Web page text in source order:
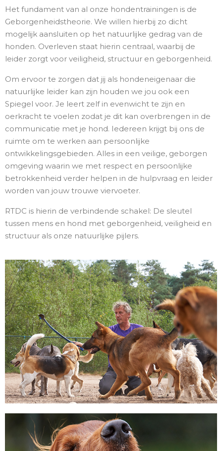
Het fundament van al onze hondentrainingen is de
Geborgenheidstheorie. We willen hierbij zo dicht
mogelijk aansluiten op het natuurlijke gedrag van de
honden. Overleven staat hierin centraal, waarbij de
leider zorgt voor veiligheid, structuur en geborgenheid.
Om ervoor te zorgen dat jij als hondeneigenaar die
natuurlijke leider kan zijn houden we jou ook een
Spiegel voor. Je leert zelf in evenwicht te zijn en
oerkracht te voelen zodat je dit kan overbrengen in de
communicatie met je hond. Iedereen krijgt bij ons de
ruimte om te werken aan persoonlijke
ontwikkelingsgebieden. Alles in een veilige, geborgen
omgeving waarin we met respect en persoonlijke
betrokkenheid verder helpen in de hulpvraag en leider
worden van jouw trouwe viervoeter.
RTDC is hierin de verbindende schakel: De sleutel
tussen mens en hond met geborgenheid, veiligheid en
structuur als onze natuurlijke pijlers.